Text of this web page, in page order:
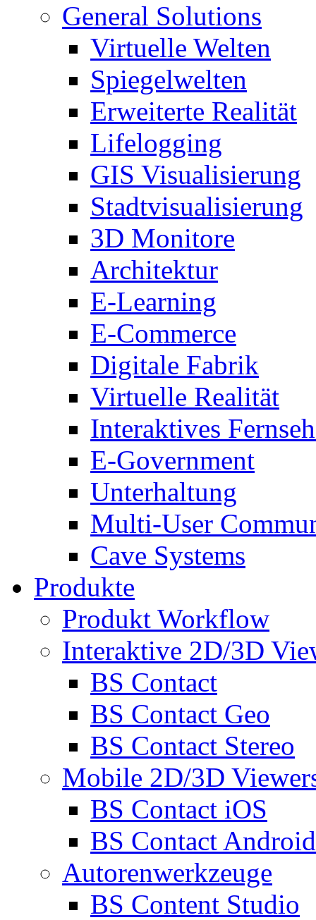
General Solutions
Virtuelle Welten
Spiegelwelten
Erweiterte Realität
Lifelogging
GIS Visualisierung
Stadtvisualisierung
3D Monitore
Architektur
E-Learning
E-Commerce
Digitale Fabrik
Virtuelle Realität
Interaktives
E-Government
Unterhaltung
Multi-User
Cave Systems
Produkte
Produkt Workflow
Interaktive 2D/3D
BS Contact
BS Contact Geo
BS Contact Stereo
Mobile 2D/3D
BS Contact iOS
BS Contact Android
Autorenwerkzeuge
BS Content Studio